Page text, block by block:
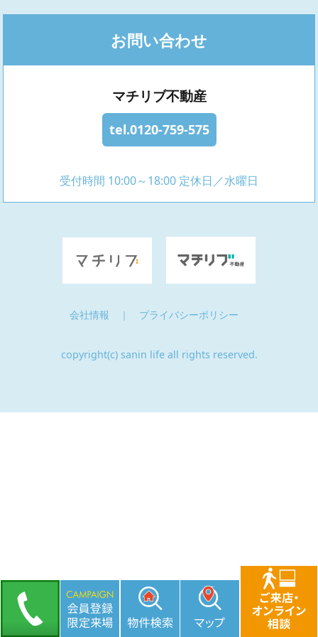
お問い合わせ
マチリブ不動産
tel.0120-759-575
受付時間 10:00～18:00 定休日／水曜日
会社情報 ｜ プライバシーポリシー
copyright(c) sanin life all rights reserved.